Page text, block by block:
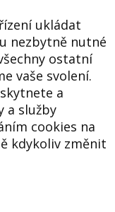
ukládat
nezbytně nutné
ostatní
vaše svolení.
a
a služby
cookies na
kdykoliv změnit